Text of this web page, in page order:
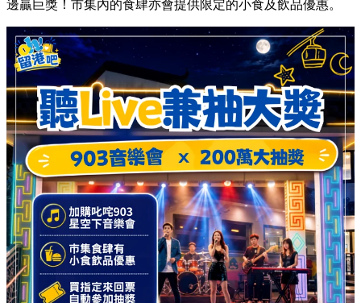
邊贏巨獎！市集內的食肆亦會提供限定的小食及飲品優惠。